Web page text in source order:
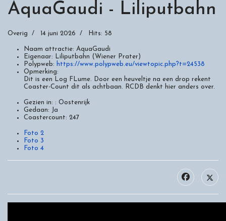
AquaGaudi - Liliputbahn
Overig 14 juni 2026 Hits: 58
Naam attractie: AquaGaudi
Eigenaar:
Liliputbahn (Wiener Prater)
Polypweb: https://www.polypweb.eu/viewtopic.php?t=24538
Opmerking:
Dit is een Log FLume. Door een heuveltje na een drop rekent
Coaster-Count dit als achtbaan. RCDB denkt hier anders over.
Gezien in: : Oostenrijk
Gedaan: Ja
Coastercount: 247
Foto 2
Foto 3
Foto 4